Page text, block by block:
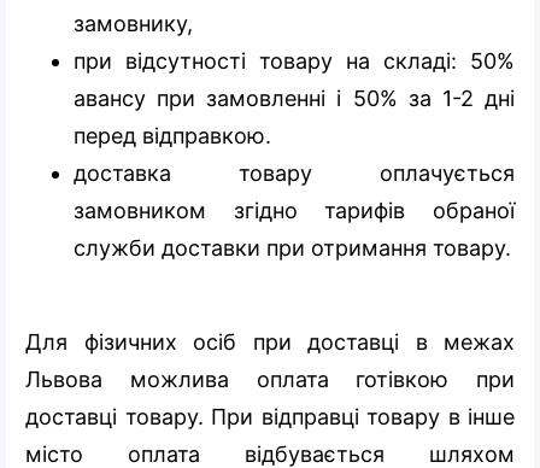
замовнику,
при відсутності товару на складі: 50%
авансу при замовленні і 50% за 1-2 дні
перед відправкою.
доставка товару оплачується
замовником згідно тарифів обраної
служби доставки при отримання товару.
Для фізичних осіб при доставці в межах
Львова можлива оплата готівкою при
доставці товару. При відправці товару в інше
місто оплата відбувається шляхом